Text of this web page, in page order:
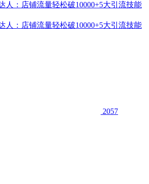
人：店铺流量轻松破10000+5大引流技能
人：店铺流量轻松破10000+5大引流技能
2057